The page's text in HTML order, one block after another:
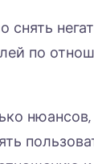
снять
по